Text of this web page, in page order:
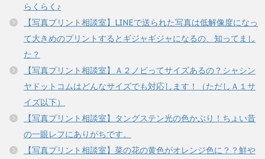
らくらく♪
【写真プリント相談室】LINEで送られた写真は低解像度になっ
て大きめのプリントするとギジャギジャになるの、知ってまし
た？
【写真プリント相談室】Ａ２ノビってサイズあるの？シャシン
ヤドットコムはどんなサイズでも対応します！（ただしＡ１サ
イズ以下）
【写真プリント相談室】タングステン光の色かぶり！ちょい昔
の一眼レフにありがちです。
【写真プリント相談室】菜の花の黄色がオレンジ色に？？鮮や